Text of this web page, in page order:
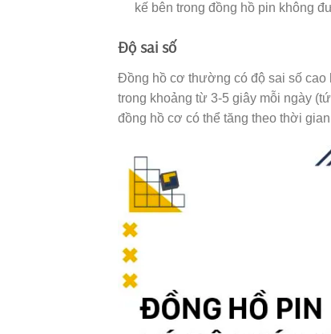
kế bên trong đồng hồ pin không
Độ sai số
Đồng hồ cơ thường có độ sai số
trong khoảng từ 3-5 giây mỗi ngày
đồng hồ cơ có thể tăng theo thời